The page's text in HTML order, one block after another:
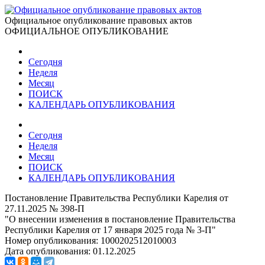
Официальное опубликование правовых актов
ОФИЦИАЛЬНОЕ ОПУБЛИКОВАНИЕ
Сегодня
Неделя
Месяц
ПОИСК
КАЛЕНДАРЬ ОПУБЛИКОВАНИЯ
Сегодня
Неделя
Месяц
ПОИСК
КАЛЕНДАРЬ ОПУБЛИКОВАНИЯ
Постановление Правительства Республики Карелия от
27.11.2025 № 398-П
"О внесении изменения в постановление Правительства
Республики Карелия от 17 января 2025 года № 3-П"
Номер опубликования: 1000202512010003
Дата опубликования: 01.12.2025